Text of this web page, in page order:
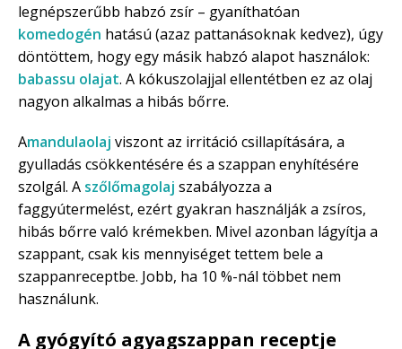
legnépszerűbb habzó zsír – gyaníthatóan
komedogén hatású (azaz pattanásoknak kedvez), úgy
döntöttem, hogy egy másik habzó alapot használok:
babassu olajat. A kókuszolajjal ellentétben ez az olaj
nagyon alkalmas a hibás bőrre.
Amandulaolaj viszont az irritáció csillapítására, a
gyulladás csökkentésére és a szappan enyhítésére
szolgál. A szőlőmagolaj szabályozza a
faggyútermelést, ezért gyakran használják a zsíros,
hibás bőrre való krémekben. Mivel azonban lágyítja a
szappant, csak kis mennyiséget tettem bele a
szappanreceptbe. Jobb, ha 10 %-nál többet nem
használunk.
A gyógyító agyagszappan receptje